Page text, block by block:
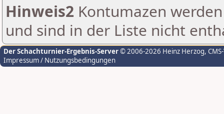
Hinweis2 Kontumazen
und sind in der Liste nicht
Der Schachturnier-Ergebnis-Server© 2006-2026 Heinz Herzog,
Impressum / Nutzungsbedingungen